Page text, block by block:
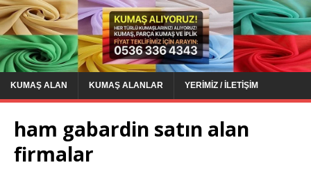
KUMAŞ ALAN KUMAŞ ALANLAR YERIMIZ / İLETIŞIM
ham gabardin satın alan
firmalar